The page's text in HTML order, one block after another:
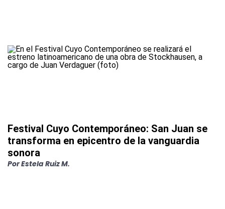
Festival Cuyo Contemporáneo: San Juan se
transforma en epicentro de la vanguardia
sonora
PorEstela Ruiz M.